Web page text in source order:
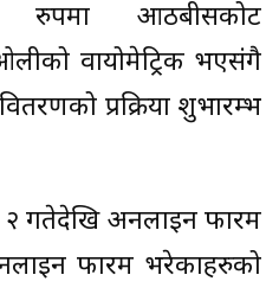
रुपमा आठबीसकोट
वायोमेट्रिक भएसंगै
प्रक्रिया शुभारम्भ
२ गतेदेखि अनलाइन फारम
फारम भरेकाहरुको